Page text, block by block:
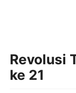
Revolusi
ke 21